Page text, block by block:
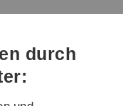
durch